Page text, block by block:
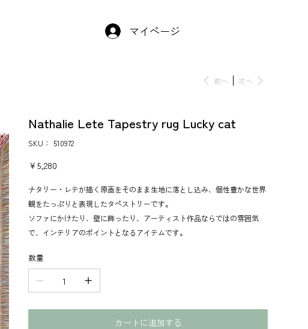
マイページ
前へ 次へ
Nathalie Lete Tapestry rug Lucky cat
SKU：
SKU：
510972
510972
価
格
￥5,280
ナタリー・レテが描く原画をそのまま生地に落とし込み、個性豊かな世界
観をたっぷりと表現したタペストリーです。
ソファにかけたり、壁に飾ったり、アーティスト作品ならではの雰囲気
で、インテリアのポイントとなるアイテムです。
数量
カートに追加する